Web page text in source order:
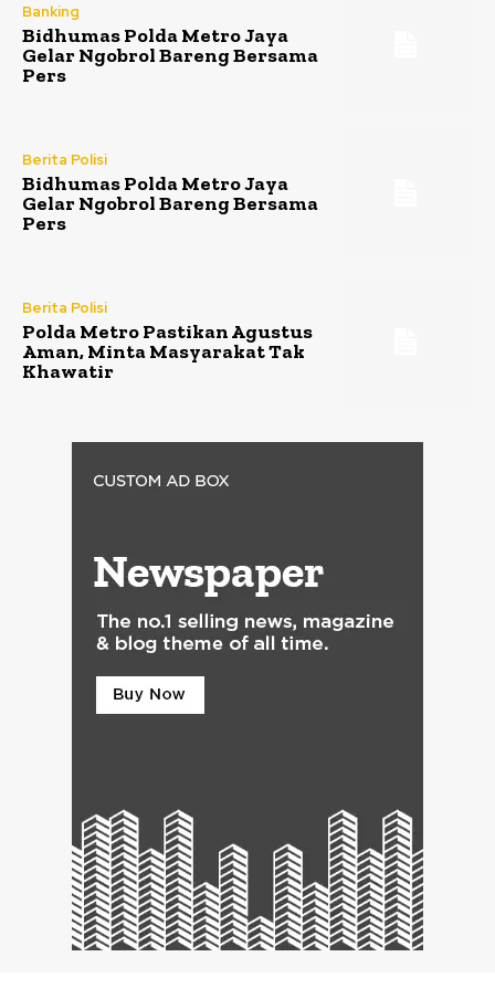
Banking
Bidhumas Polda Metro Jaya
Gelar Ngobrol Bareng Bersama
Pers
Berita Polisi
Bidhumas Polda Metro Jaya
Gelar Ngobrol Bareng Bersama
Pers
Berita Polisi
Polda Metro Pastikan Agustus
Aman, Minta Masyarakat Tak
Khawatir